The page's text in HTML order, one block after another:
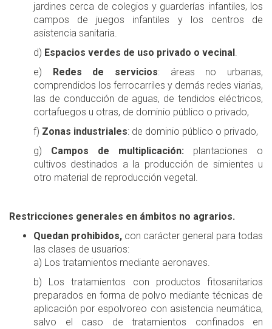
jardines cerca de colegios y guarderías infantiles, los
campos de juegos infantiles y los centros de
asistencia sanitaria.
d) Espacios verdes de uso privado o vecinal .
e)
Redes de servicios: áreas no urbanas,
comprendidos los ferrocarriles y demás redes viarias,
las de conducción de aguas, de tendidos eléctricos,
cortafuegos u otras, de dominio público o privado,
f) Zonas industriales: de dominio público o privado,
g) Campos de multiplicación: plantaciones o
cultivos destinados a la producción de simientes u
otro material de reproducción vegetal.
Restricciones generales en ámbitos no agrarios.
Quedan prohibidos, con carácter general para todas
las clases de usuarios:
a) Los tratamientos mediante aeronaves.
b) Los tratamientos con productos fitosanitarios
preparados en forma de polvo mediante técnicas de
aplicación por espolvoreo con asistencia neumática,
salvo el caso de tratamientos confinados en